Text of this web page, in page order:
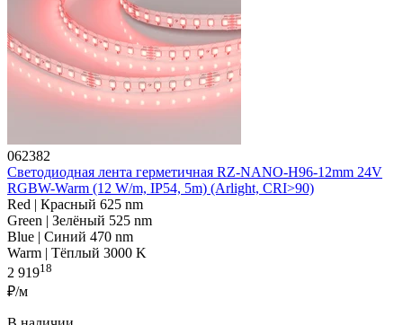
062382
Светодиодная лента герметичная RZ-NANO-H96-12mm 24V
RGBW-Warm (12 W/m, IP54, 5m) (Arlight, CRI>90)
Red | Красный 625 nm
Green | Зелёный 525 nm
Blue | Синий 470 nm
Warm | Тёплый 3000 K
2 91918
₽/м